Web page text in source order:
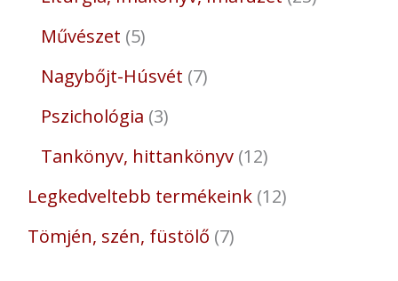
Művészet 5
Nagybőjt-Húsvét 7
Pszichológia 3
Tankönyv, hittankönyv 12
Legkedveltebb termékeink 12
Tömjén, szén, füstölő 7